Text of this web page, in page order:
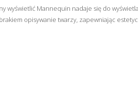
wyświetlić Mannequin nadaje się do
opisywanie twarzy, zapewniając